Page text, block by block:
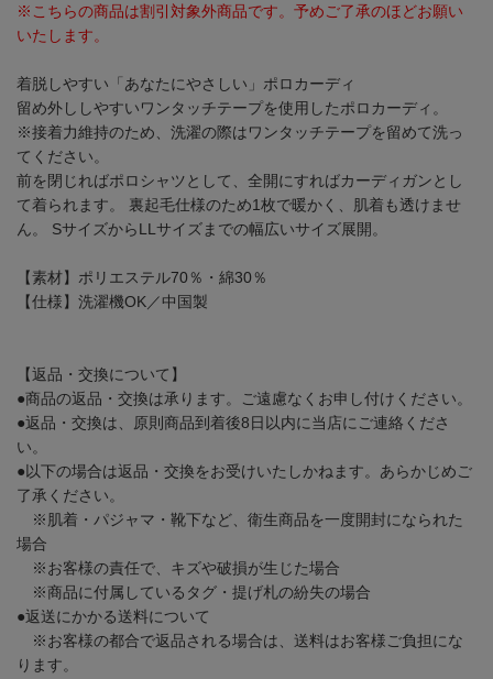
※こちらの商品は割引対象外商品です。予めご了承のほどお願い
いたします。
着脱しやすい「あなたにやさしい」ポロカーディ
留め外ししやすいワンタッチテープを使用したポロカーディ。
※接着力維持のため、洗濯の際はワンタッチテープを留めて洗っ
てください。
前を閉じればポロシャツとして、全開にすればカーディガンとし
て着られます。 裏起毛仕様のため1枚で暖かく、肌着も透けませ
ん。 SサイズからLLサイズまでの幅広いサイズ展開。
【素材】ポリエステル70％・綿30％
【仕様】洗濯機OK／中国製
【返品・交換について】
●商品の返品・交換は承ります。ご遠慮なくお申し付けください。
●返品・交換は、原則商品到着後8日以内に当店にご連絡くださ
い。
●以下の場合は返品・交換をお受けいたしかねます。あらかじめご
了承ください。
※肌着・パジャマ・靴下など、衛生商品を一度開封になられた
場合
※お客様の責任で、キズや破損が生じた場合
※商品に付属しているタグ・提げ札の紛失の場合
●返送にかかる送料について
※お客様の都合で返品される場合は、送料はお客様ご負担にな
ります。